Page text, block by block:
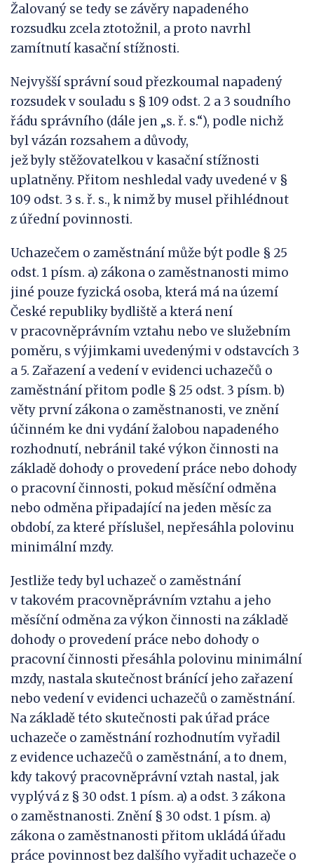
Žalovaný se tedy se závěry napadeného
rozsudku zcela ztotožnil, a proto navrhl
zamítnutí kasační stížnosti.
Nejvyšší správní soud přezkoumal napadený
rozsudek v souladu s § 109 odst. 2 a 3 soudního
řádu správního (dále jen „s. ř. s.“), podle nichž
byl vázán rozsahem a důvody,
jež byly stěžovatelkou v kasační stížnosti
uplatněny. Přitom neshledal vady uvedené v §
109 odst. 3 s. ř. s., k nimž by musel přihlédnout
z úřední povinnosti.
Uchazečem o zaměstnání může být podle § 25
odst. 1 písm. a) zákona o zaměstnanosti mimo
jiné pouze fyzická osoba, která má na území
České republiky bydliště a která není
v pracovněprávním vztahu nebo ve služebním
poměru, s výjimkami uvedenými v odstavcích 3
a 5. Zařazení a vedení v evidenci uchazečů o
zaměstnání přitom podle § 25 odst. 3 písm. b)
věty první zákona o zaměstnanosti, ve znění
účinném ke dni vydání žalobou napadeného
rozhodnutí, nebránil také výkon činnosti na
základě dohody o provedení práce nebo dohody
o pracovní činnosti, pokud měsíční odměna
nebo odměna připadající na jeden měsíc za
období, za které příslušel, nepřesáhla polovinu
minimální mzdy.
Jestliže tedy byl uchazeč o zaměstnání
v takovém pracovněprávním vztahu a jeho
měsíční odměna za výkon činnosti na základě
dohody o provedení práce nebo dohody o
pracovní činnosti přesáhla polovinu minimální
mzdy, nastala skutečnost bránící jeho zařazení
nebo vedení v evidenci uchazečů o zaměstnání.
Na základě této skutečnosti pak úřad práce
uchazeče o zaměstnání rozhodnutím vyřadil
z evidence uchazečů o zaměstnání, a to dnem,
kdy takový pracovněprávní vztah nastal, jak
vyplývá z § 30 odst. 1 písm. a) a odst. 3 zákona
o zaměstnanosti. Znění § 30 odst. 1 písm. a)
zákona o zaměstnanosti přitom ukládá úřadu
práce povinnost bez dalšího vyřadit uchazeče o